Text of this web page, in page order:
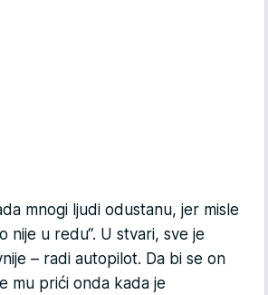
mnogi ljudi odustanu, jer misle
nije u redu“. U stvari, sve je
– radi autopilot. Da bi se on
mu prići onda kada je